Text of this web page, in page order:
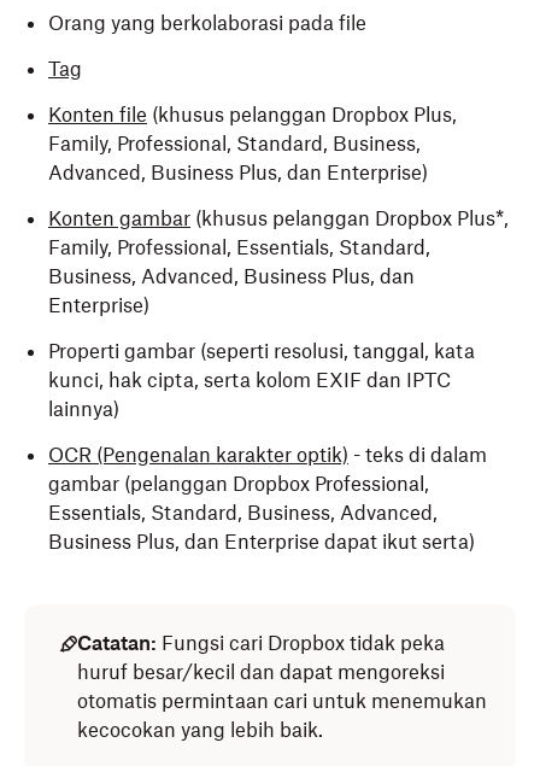
Orang yang berkolaborasi pada file
Tag
Konten file (khusus pelanggan Dropbox Plus,
Family, Professional, Standard, Business,
Advanced, Business Plus, dan Enterprise)
Konten gambar (khusus pelanggan Dropbox Plus*,
Family, Professional, Essentials, Standard,
Business, Advanced, Business Plus, dan
Enterprise)
Properti gambar (seperti resolusi, tanggal, kata
kunci, hak cipta, serta kolom EXIF dan IPTC
lainnya)
OCR (Pengenalan karakter optik) - teks di dalam
gambar (pelanggan Dropbox Professional,
Essentials, Standard, Business, Advanced,
Business Plus, dan Enterprise dapat ikut serta)
Catatan: Fungsi cari Dropbox tidak peka
huruf besar/kecil dan dapat mengoreksi
otomatis permintaan cari untuk menemukan
kecocokan yang lebih baik.